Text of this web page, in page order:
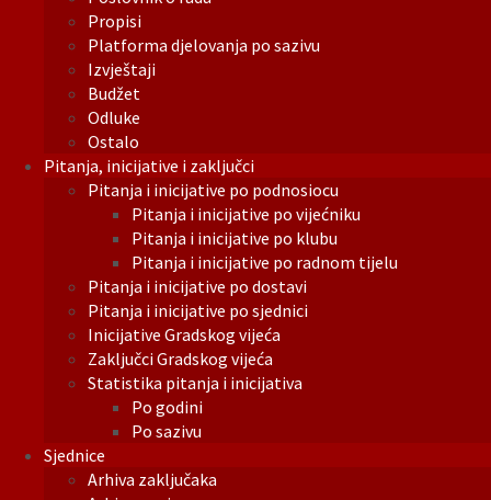
Propisi
Platforma djelovanja po sazivu
Izvještaji
Budžet
Odluke
Ostalo
Pitanja, inicijative i zaključci
Pitanja i inicijative po podnosiocu
Pitanja i inicijative po vijećniku
Pitanja i inicijative po klubu
Pitanja i inicijative po radnom tijelu
Pitanja i inicijative po dostavi
Pitanja i inicijative po sjednici
Inicijative Gradskog vijeća
Zaključci Gradskog vijeća
Statistika pitanja i inicijativa
Po godini
Po sazivu
Sjednice
Arhiva zaključaka